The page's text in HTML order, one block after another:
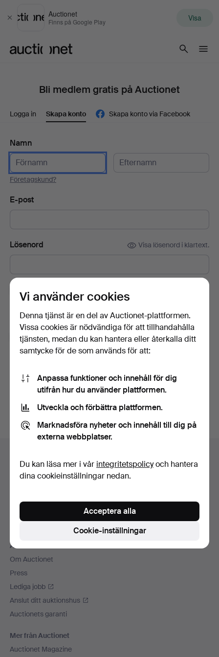
Stäng
Auctionet
Finns på Google Play Visa
Bli medlem gratis på Auctionet
Logga in Skapa konto Skapa konto via Facebook
Namn
Företagskund?
E-post
Lösenord Visa lösenord i klartext.
Prenumerera på Auctionets nyhetsbrev.
ångrar dig kan du enkelt avsluta prenumerationen.
Jag är över 18 år och jag godkänner
användarvillkoren,köpvillkorensamt bekräftar att jag
Skapa konto
Kontakta support
Sociala medier
Auctionet
Om Auctionet
Press
Lediga jobb
Anslut ditt auktionshus
Auctionets garanti
Mer från Auctionet
Auctionet Magazine
Vi använder cookies
Denna tjänst är en del av Auctionet-plattformen.
Vissa cookies är nödvändiga för att tillhandahålla
tjänsten, medan du kan hantera eller återkalla ditt
samtycke för de som används för att:
Anpassa funktioner och innehåll för dig
utifrån hur du använder plattformen.
Utveckla och förbättra plattformen.
Marknadsföra nyheter och innehåll till dig på
externa webbplatser.
Du kan läsa mer i vår integritetspolicyoch hantera
dina cookieinställningar nedan.
Cookie-inställningar
Acceptera alla